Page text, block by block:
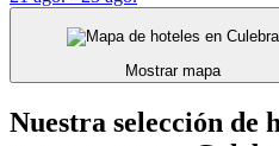
Mostrar mapa
Nuestra selección de